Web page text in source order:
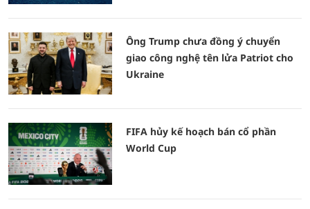
Ông Trump chưa đồng ý chuyển
giao công nghệ tên lửa Patriot cho
Ukraine
FIFA hủy kế hoạch bán cổ phần
World Cup